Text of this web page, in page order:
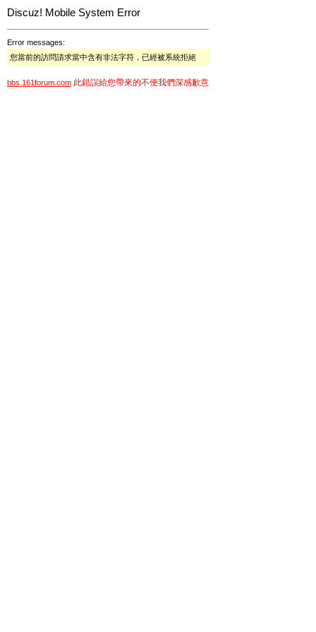
Discuz! Mobile System Error
Error messages:
您當前的訪問請求當中含有非法字符，已經被系統拒絕
bbs.161forum.com 此錯誤給您帶來的不便我們深感歉意